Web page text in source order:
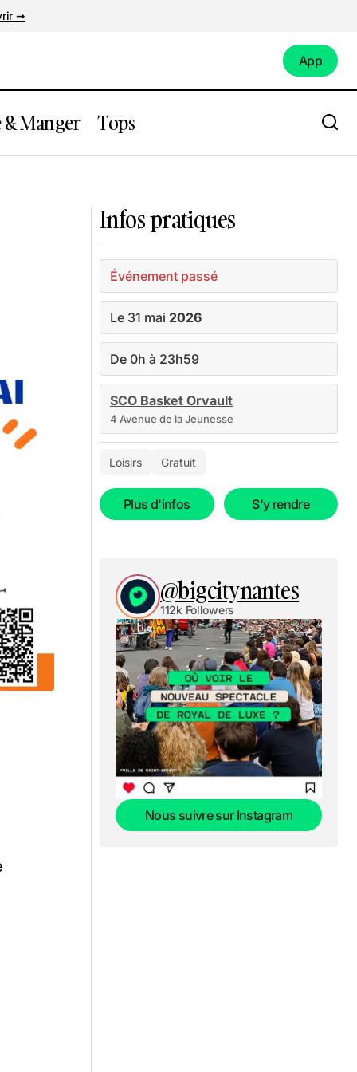
➞
App
Manger Tops
Infos pratiques
Événement passé
Le 31 mai 2026
De 0h à 23h59
SCO Basket Orvault
4 Avenue de la Jeunesse
Loisirs Gratuit
Plus d'infos S'y rendre
@bigcitynantes
112k Followers
Nous suivre sur Instagram